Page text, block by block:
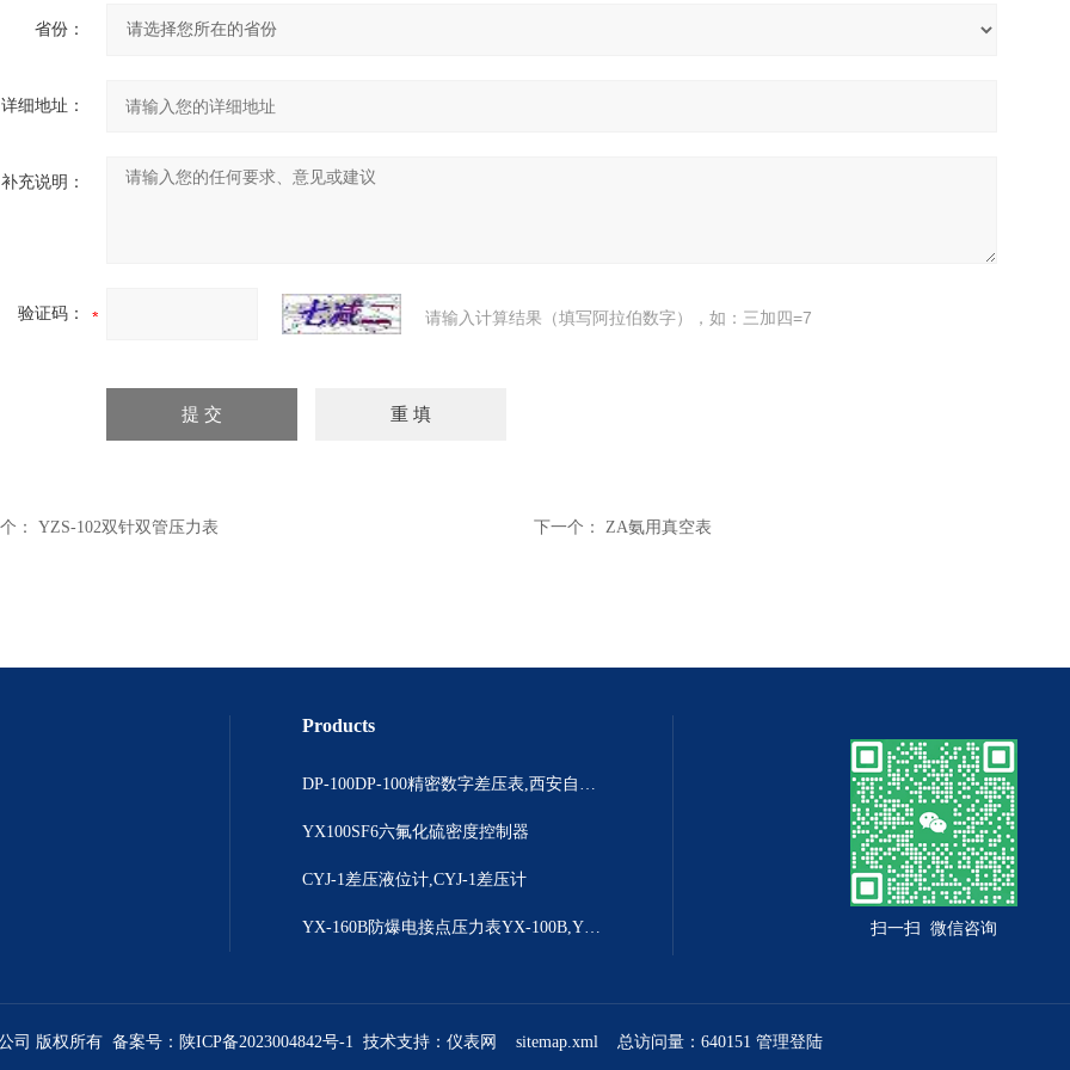
省份：
详细地址：
补充说明：
验证码： 请输入计算结果（填写阿拉伯数字），如：三加四=7
： YZS-102双针双管压力表 下一个： ZA氨用真空表
Products
DP-100DP-100精密数字差压表,西安自动化仪表一厂 数字压力表
YX100SF6六氟化硫密度控制器
CYJ-1差压液位计,CYJ-1差压计
YX-160B防爆电接点压力表YX-100B,YX-160B 扫一扫 微信咨询
司 版权所有 备案号： 陕ICP备2023004842号-1 技术支持： 仪表网 sitemap.xml 总访问量：640151 管理登陆